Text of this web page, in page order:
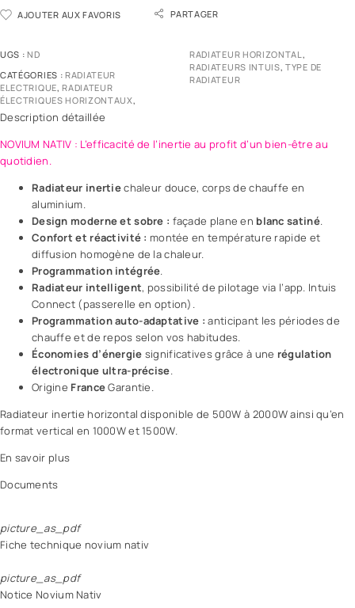
AJOUTER AUX FAVORIS PARTAGER
UGS :ND
CATÉGORIES : RADIATEUR
ELECTRIQUE,RADIATEUR
ÉLECTRIQUES HORIZONTAUX,
RADIATEUR HORIZONTAL ,
RADIATEURS INTUIS,TYPE DE
RADIATEUR
Description détaillée
NOVIUM NATIV : L’efficacité de l’inertie au profit d’un bien-être au
quotidien.
Radiateur inertiechaleur douce, corps de chauffe en
aluminium.
Design moderne et sobre : façade plane en blanc satiné.
Confort et réactivité : montée en température rapide et
diffusion homogène de la chaleur.
Programmation intégrée.
Radiateur intelligent, possibilité de pilotage via l’app. Intuis
Connect (passerelle en option).
Programmation auto-adaptative : anticipant les périodes de
chauffe et de repos selon vos habitudes.
Économies d’énergie significatives grâce à une régulation
électronique ultra-précise.
Origine FranceGarantie.
Radiateur inertie horizontal disponible de 500W à 2000W ainsi qu’en
format vertical en 1000W et 1500W.
En savoir plus
Documents
picture_as_pdf
Fiche technique novium nativ
picture_as_pdf
Notice Novium Nativ